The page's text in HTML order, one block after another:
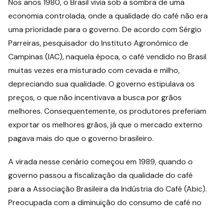
economia controlada, onde a qualidade do café não era
uma prioridade para o governo. De acordo com Sérgio
Parreiras, pesquisador do Instituto Agronômico de
Campinas (IAC), naquela época, o café vendido no Brasil
muitas vezes era misturado com cevada e milho,
depreciando sua qualidade. O governo estipulava os
preços, o que não incentivava a busca por grãos
melhores. Consequentemente, os produtores preferiam
exportar os melhores grãos, já que o mercado externo
pagava mais do que o governo brasileiro.
A virada nesse cenário começou em 1989, quando o
governo passou a fiscalização da qualidade do café
para a Associação Brasileira da Indústria do Café (Abic).
Preocupada com a diminuição do consumo de café no